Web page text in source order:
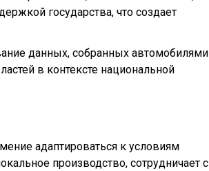
государства, что создает
данных, собранных автомобилями
в контексте национальной
адаптироваться к условиям
производство, сотрудничает с